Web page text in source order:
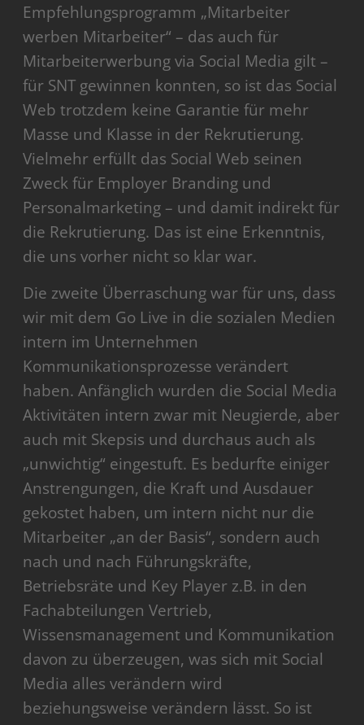
Empfehlungsprogramm „Mitarbeiter
werben Mitarbeiter“ – das auch für
Mitarbeiterwerbung via Social Media gilt –
für SNT gewinnen konnten, so ist das Social
Web trotzdem keine Garantie für mehr
Masse und Klasse in der Rekrutierung.
Vielmehr erfüllt das Social Web seinen
Zweck für Employer Branding und
Personalmarketing – und damit indirekt für
die Rekrutierung. Das ist eine Erkenntnis,
die uns vorher nicht so klar war.
Die zweite Überraschung war für uns, dass
wir mit dem Go Live in die sozialen Medien
intern im Unternehmen
Kommunikationsprozesse verändert
haben. Anfänglich wurden die Social Media
Aktivitäten intern zwar mit Neugierde, aber
auch mit Skepsis und durchaus auch als
„unwichtig“ eingestuft. Es bedurfte einiger
Anstrengungen, die Kraft und Ausdauer
gekostet haben, um intern nicht nur die
Mitarbeiter „an der Basis“, sondern auch
nach und nach Führungskräfte,
Betriebsräte und Key Player z.B. in den
Fachabteilungen Vertrieb,
Wissensmanagement und Kommunikation
davon zu überzeugen, was sich mit Social
Media alles verändern wird
beziehungsweise verändern lässt. So ist